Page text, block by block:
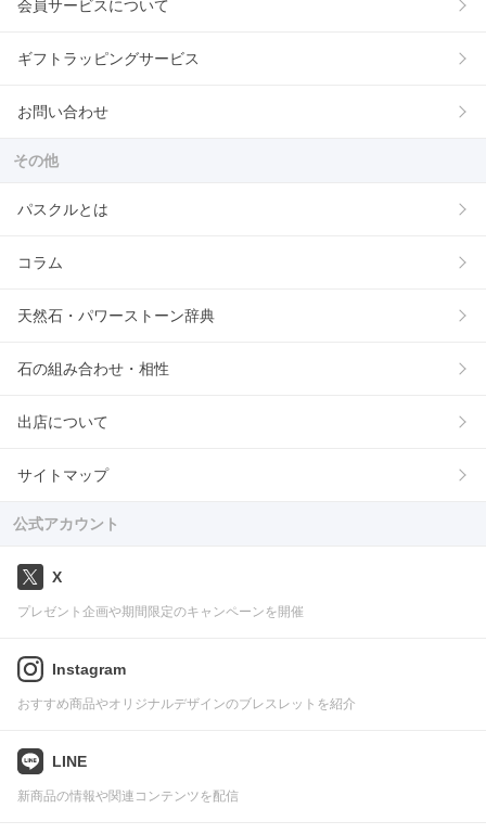
会員サービスについて
ギフトラッピングサービス
お問い合わせ
その他
パスクルとは
コラム
天然石・パワーストーン辞典
石の組み合わせ・相性
出店について
サイトマップ
公式アカウント
X
プレゼント企画や期間限定のキャンペーンを開催
Instagram
おすすめ商品やオリジナルデザインのブレスレットを紹介
LINE
新商品の情報や関連コンテンツを配信